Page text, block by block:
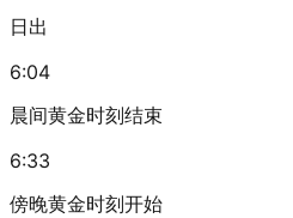
日出
6:04
晨间黄金时刻结束
6:33
傍晚黄金时刻开始